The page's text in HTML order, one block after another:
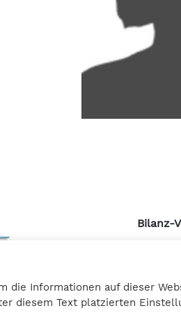
Bilanz-
+43 316
die Informationen auf dieser
diesem Text platzierten